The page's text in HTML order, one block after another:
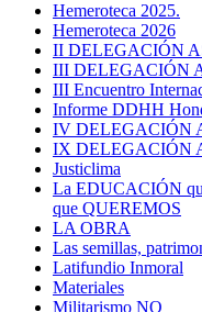
Hemeroteca 2025.
Hemeroteca 2026
II DELEGACIÓN
III DELEGACIÓN
III Encuentro
Informe DDHH
IV DELEGACIÓN
IX DELEGACIÓN
Justiclima
La EDUCACIÓN
que QUEREMOS
LA OBRA
Las semillas,
Latifundio Inmoral
Materiales
Militarismo NO